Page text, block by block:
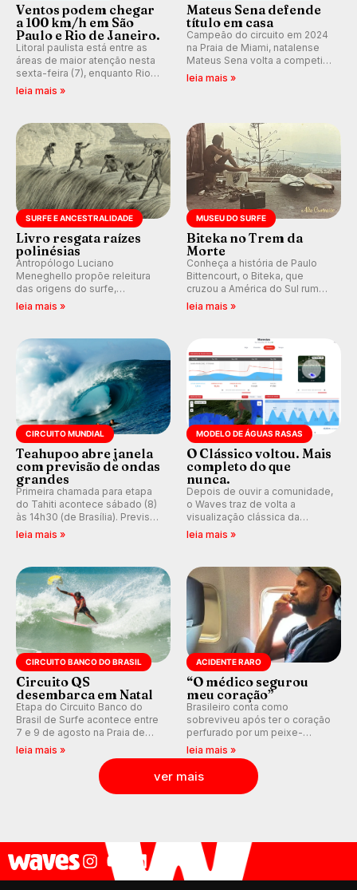
Ventos podem chegar
a 100 km/h em São
Paulo e Rio de Janeiro.
Litoral paulista está entre as
áreas de maior atenção nesta
sexta-feira (7), enquanto Rio
de Janeiro também recebe
km/h em Itanhaém.
leia mais »
Mateus Sena defende
título em casa
Campeão do circuito em 2024
na Praia de Miami, natalense
Mateus Sena volta a competir
em casa em busca de manter a
leia mais »
SURFE E ANCESTRALIDADE
Livro resgata raízes
polinésias
Antropólogo Luciano
Meneghello propõe releitura
das origens do surfe,
resgatando a cultura polinésia
prática em esporte e indústria.
leia mais »
MUSEU DO SURFE
Biteka no Trem da
Morte
Conheça a história de Paulo
Bittencourt, o Biteka, que
cruzou a América do Sul rumo
ao Pacífico em uma jornada
leia mais »
CIRCUITO MUNDIAL
Teahupoo abre janela
com previsão de ondas
grandes
Primeira chamada para etapa
do Tahiti acontece sábado (8)
às 14h30 (de Brasília). Previsão
indica swell consistente.
Kelly Slater convidado.
leia mais »
MODELO DE ÁGUAS RASAS
O Clássico voltou. Mais
completo do que
nunca.
Depois de ouvir a comunidade,
o Waves traz de volta a
visualização clássica da
previsão de águas rasas,
ondas para até 16 dias.
leia mais »
CIRCUITO BANCO DO BRASIL
Circuito QS
desembarca em Natal
Etapa do Circuito Banco do
Brasil de Surfe acontece entre
7 e 9 de agosto na Praia de
Miami (RN), em disputas
válidas pelo Qualifying Series
(QS) 4.000 e pela corrida por
vagas no Challenger Series.
leia mais »
ACIDENTE RARO
“O médico segurou
meu coração”
Brasileiro conta como
sobreviveu após ter o coração
perfurado por um peixe-
agulha enquanto surfava na
Costa Rica.
leia mais »
ver mais